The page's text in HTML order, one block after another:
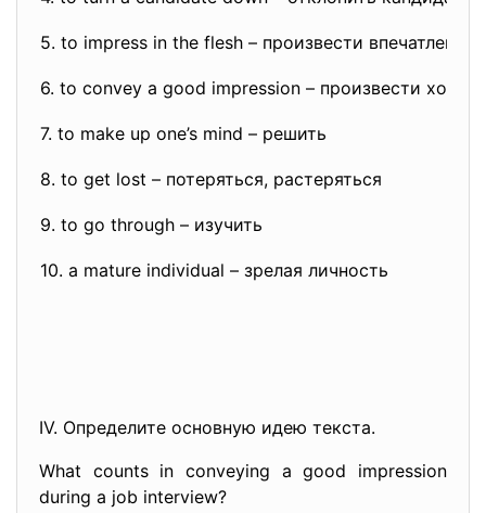
5. to impress in the flesh – произвести впечатление
6. to convey a good impression – произвести
7. to make up one’s mind – решить
8. to get lost – потеряться, растеряться
9. to go through – изучить
10. a mature individual – зрелая личность
IV. Определите основную идею текста.
What counts in conveying a good impression
during a job interview?